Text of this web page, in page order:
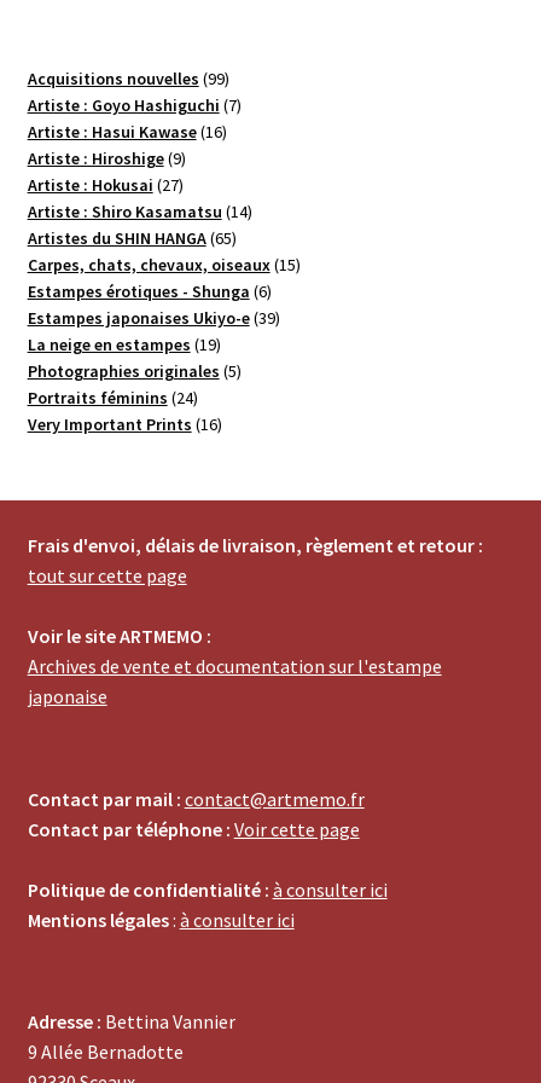
Acquisitions nouvelles 9999
produits
Artiste : Goyo Hashiguchi 77
Artiste : Hasui Kawase 1616
Artiste : Hiroshige 99
produits
Artiste : Hokusai 2727
produits
Artiste : Shiro Kasamatsu 1414
Artistes du SHIN HANGA 6565
produits
Carpes, chats, chevaux, oiseaux 1515
Estampes érotiques - Shunga 66
produits
Estampes japonaises Ukiyo-e 3939
La neige en estampes 1919
produits
Photographies originales 55
Portraits féminins 2424
produits
Very Important Prints 1616
Frais d'envoi, délais de livraison, règlement et retour :
tout sur cette page
Voir le site ARTMEMO :
Archives de vente et documentation sur l'estampe
japonaise
Contact par mail : contact@artmemo.fr
Contact par téléphone : Voir cette page
Politique de confidentialité : à consulter ici
Mentions légales: à consulter ici
Adresse : Bettina Vannier
9 Allée Bernadotte